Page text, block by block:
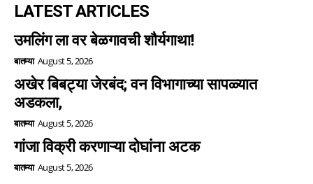
LATEST ARTICLES
उमलिंग ला वर बेळगावची शौर्यगाथा!
बातम्या August 5, 2026
अखेर बिबट्या जेरबंद; वन विभागाच्या सापळ्यात
अडकला,
बातम्या August 5, 2026
गांजा विक्री करणाऱ्या दोघांना अटक
बातम्या August 5, 2026